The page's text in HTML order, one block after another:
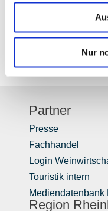
Nur
E-Mail:
https://
Partner
Presse
Fachhandel
Login
Touristik intern
Mediendatenbank
Region